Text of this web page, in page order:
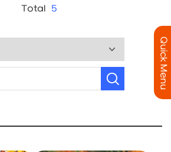
Total 5
Quick Menu